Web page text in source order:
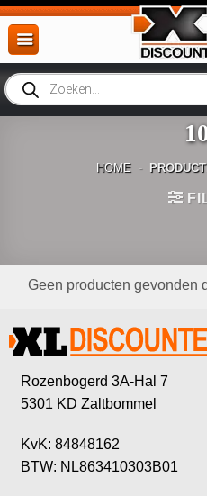
Ga
naar
inhoud
Producten
zoeken
HOME -
Geen producten gevonden
Rozenbogerd 3A-Hal 7
5301 KD Zaltbommel
KvK: 84848162
BTW: NL863410303B01